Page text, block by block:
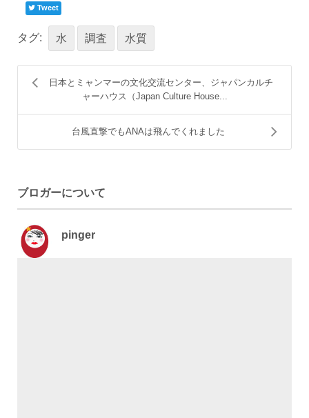
Tweet
タグ: 水 調査 水質
日本とミャンマーの文化交流センター、ジャパンカルチ
ャーハウス（Japan Culture House...
台風直撃でもANAは飛んでくれました
ブロガーについて
pinger